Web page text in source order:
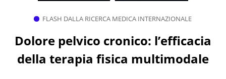
FLASH DALLA RICERCA MEDICA INTERNAZIONALE
Dolore pelvico cronico: l’efficacia
della terapia fisica multimodale